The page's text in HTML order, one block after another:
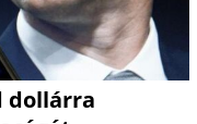
dollárra